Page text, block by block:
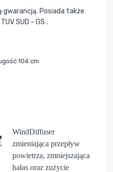
Posiada także
SUD - GS .
104 cm
WindDiffuser
zmieniająca przepływ
powietrza, zmniejszająca
hałas oraz zużycie